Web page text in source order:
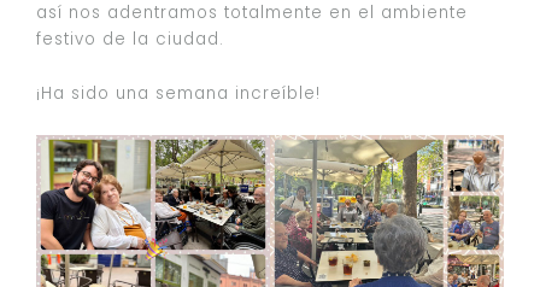
así nos adentramos totalmente en el ambiente
festivo de la ciudad.
¡Ha sido una semana increíble!